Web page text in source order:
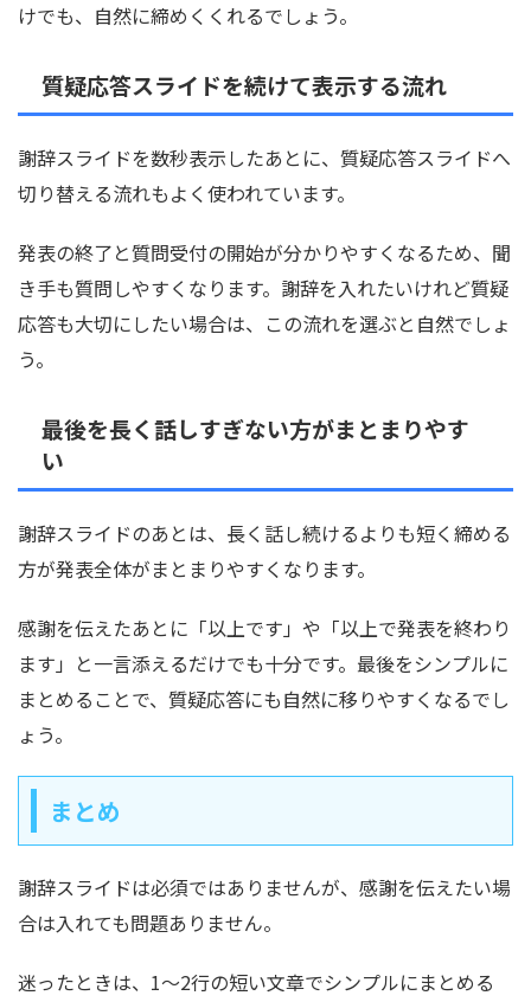
けでも、自然に締めくくれるでしょう。
質疑応答スライドを続けて表示する流れ
謝辞スライドを数秒表示したあとに、質疑応答スライドへ
切り替える流れもよく使われています。
発表の終了と質問受付の開始が分かりやすくなるため、聞
き手も質問しやすくなります。謝辞を入れたいけれど質疑
応答も大切にしたい場合は、この流れを選ぶと自然でしょ
う。
最後を長く話しすぎない方がまとまりやす
い
謝辞スライドのあとは、長く話し続けるよりも短く締める
方が発表全体がまとまりやすくなります。
感謝を伝えたあとに「以上です」や「以上で発表を終わり
ます」と一言添えるだけでも十分です。最後をシンプルに
まとめることで、質疑応答にも自然に移りやすくなるでし
ょう。
まとめ
謝辞スライドは必須ではありませんが、感謝を伝えたい場
合は入れても問題ありません。
迷ったときは、1〜2行の短い文章でシンプルにまとめる